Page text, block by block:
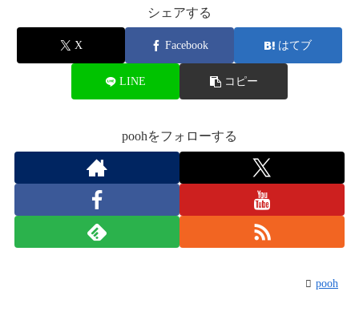
シェアする
X Facebook はてブ
LINE コピー
poohをフォローする
pooh